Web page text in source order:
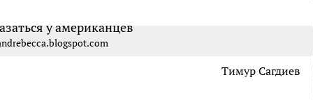
Тимур Сагдиев